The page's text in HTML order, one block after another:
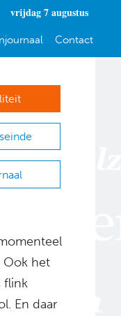
vrijdag 7 augustus
Contact
Ook het
flink
En daar